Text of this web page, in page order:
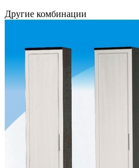
Другие комбинации